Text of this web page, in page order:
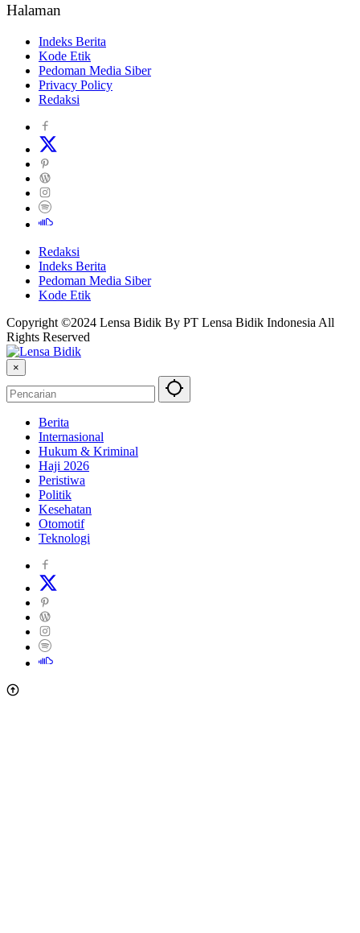
Halaman
Indeks Berita
Kode Etik
Pedoman Media Siber
Privacy Policy
Redaksi
Redaksi
Indeks Berita
Pedoman Media Siber
Kode Etik
Copyright ©2024 Lensa Bidik By PT Lensa Bidik Indonesia All
Rights Reserved
×
Berita
Internasional
Hukum & Kriminal
Haji 2026
Peristiwa
Politik
Kesehatan
Otomotif
Teknologi